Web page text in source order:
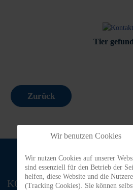
Tier
Zurück
KONTAKT
Wir benutzen Cookies
Wir nutzen Cookies auf unserer
sind essenziell für den Betrieb der
helfen, diese Website und die
(Tracking Cookies). Sie können